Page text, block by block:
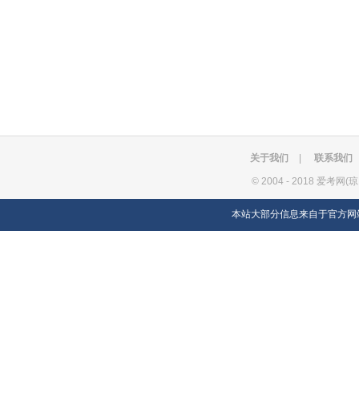
关于我们 联系我们
© 2004 - 2018 爱考网(
本站大部分信息来自于官方